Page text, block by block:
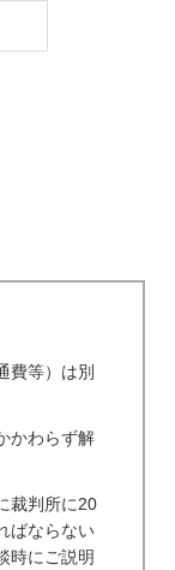
費等）は別
かわらず解
裁判所に20
ばならない
時にご説明